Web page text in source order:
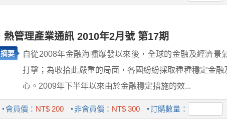
熱管理產業通訊 2010年2月號 第17期
摘要
自從2008年金融海嘯爆發以來後，全球的金融及經濟景
打擊；為收拾此嚴重的局面，各國紛紛採取種種穩定金
心。2009年下半年以來由於金融穩定措施的效...
會員價： NT$ 200 非會員價： NT$ 300 訂購數量：